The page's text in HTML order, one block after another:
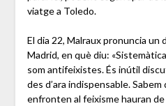
viatge a Toledo.
El dia 22, Malraux pronuncia un
Madrid, en què diu:
som antifeixistes. És inútil
des d’ara indispensable.
enfronten al feixisme hauran